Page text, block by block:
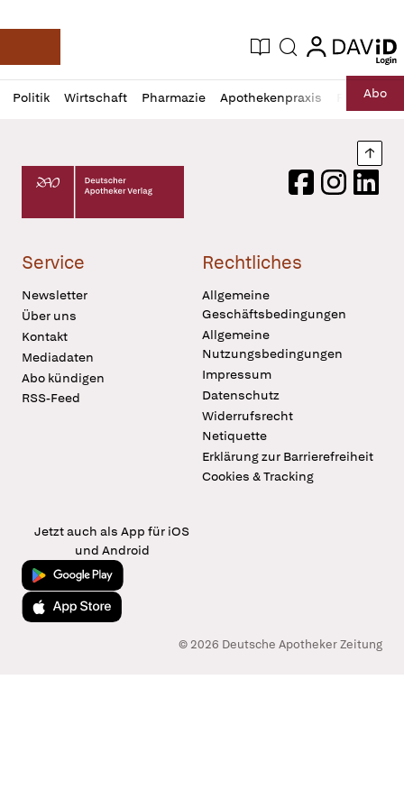
Deutsche Apotheker Zeitung
Aktuelle Ausgabe
Suche login
login
Politik Wirtschaft Pharmazie Apothekenpraxis RechtAbo
Profil
öffnen
Daz
Pur
Deutscher Apotheker Verlag Logo
FacebookInstagram
Service
Newsletter
Über uns
Kontakt
Mediadaten
Abo kündigen
RSS-Feed
Rechtliches
Allgemeine
Geschäftsbedingungen
Allgemeine
Nutzungsbedingungen
Impressum
Datenschutz
Widerrufsrecht
Netiquette
Erklärung zur Barrierefreiheit
Cookies & Tracking
Jetzt auch als App für iOS
und Android
Jetzt bei Google Play
Laden im App Store
© 2026 Deutsche Apotheker Zeitung